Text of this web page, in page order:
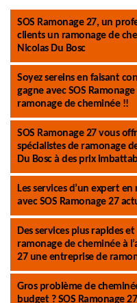
SOS Ramonage 27, un
clients un ramonage de
Nicolas Du Bosc
Soyez sereins en faisant
gagne avec SOS
ramonage de cheminée !!
SOS Ramonage 27 vous
spécialistes de ramonage
Du Bosc à des prix
Les services d’un expert
avec SOS Ramonage 27
Des services plus rapides
ramonage de cheminée à
27 une entreprise de
Gros problème de
budget ? SOS Ramonage